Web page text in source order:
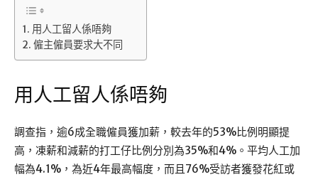
用人工留人係唔夠
僱主僱員要求大不同
用人工留人係唔夠
調查指，逾6成全職僱員獲加薪，較去年的53%比例明顯提
高，凍薪和減薪的打工仔比例分別為35%和4%。平均人工加
幅為4.1%，為近4年最高幅度，而且76%受訪者獲發花紅或